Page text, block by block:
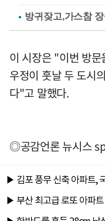
이 시장은 "이번 방
우정이 훗날 두 도시
다"고 말했다.
◎공감언론 뉴시스